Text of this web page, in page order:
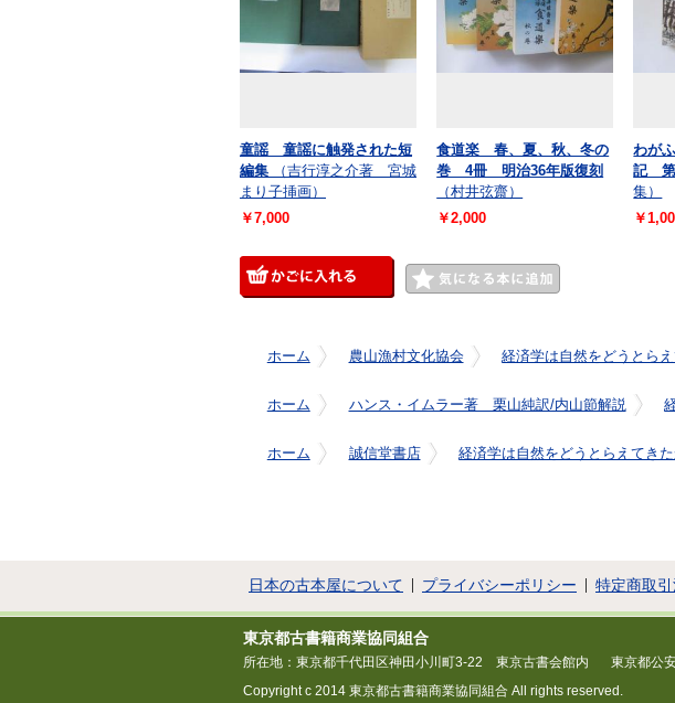
童謡 童謡に触発された短
編集
（吉行淳之介著 宮城
まり子挿画）
￥7,000
食道楽 春、夏、秋、冬の
巻 4冊 明治36年版復刻
（村井弦齋）
￥2,000
わが
記 第
集）
￥
ホーム 農山漁村文化協会 経済学は自然をどうとら
ホーム ハンス・イムラー著 栗山純訳/内山節解説
ホーム 誠信堂書店 経済学は自然をどうとらえてき
日本の古本屋について プライバシーポリシー 特定商取
東京都古書籍商業協同組合
所在地：東京都千代田区神田小川町3-22 東京古書会館内
東京都公
Copyright c 2014 東京都古書籍商業協同組合 All rights reserved.